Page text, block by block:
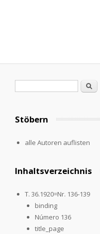
Search
Stöbern
alle Autoren auflisten
Inhaltsverzeichnis
T. 36.1920=Nr. 136-139
binding
Número 136
title_page